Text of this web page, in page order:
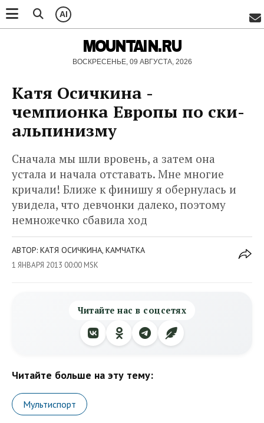
AI
MOUNTAIN.RU
ВОСКРЕСЕНЬЕ, 09 АВГУСТА, 2026
Катя Осичкина -
чемпионка Европы по ски-
альпинизму
Сначала мы шли вровень, а затем она
устала и начала отставать. Мне многие
кричали! Ближе к финишу я обернулась и
увидела, что девчонки далеко, поэтому
немножечко сбавила ход
АВТОР: КАТЯ ОСИЧКИНА, КАМЧАТКА
1 ЯНВАРЯ 2013 00:00 MSK
Читайте нас в соцсетях
Читайте больше на эту тему:
Мультиспорт